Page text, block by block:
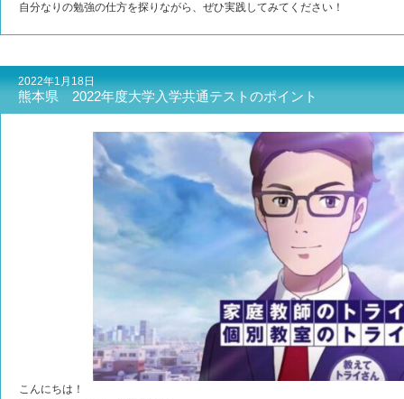
自分なりの勉強の仕方を探りながら、ぜひ実践してみてください！
2022年1月18日
熊本県 2022年度大学入学共通テストのポイント
こんにちは！